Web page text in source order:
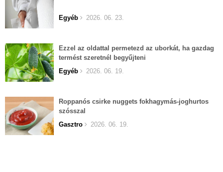
Egyéb 2026. 06. 23.
Ezzel az oldattal permetezd az uborkát, ha gazdag
termést szeretnél begyűjteni
Egyéb
2026. 06. 19.
Roppanós csirke nuggets fokhagymás-joghurtos
szósszal
Gasztro
2026. 06. 19.